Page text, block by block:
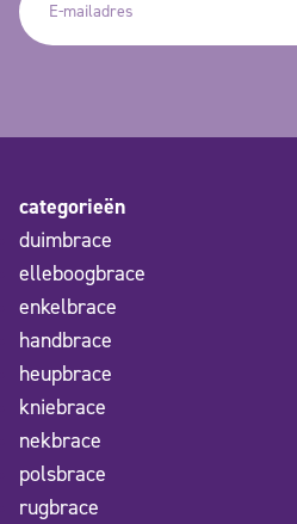
categorieën
duimbrace
elleboogbrace
enkelbrace
handbrace
heupbrace
kniebrace
nekbrace
polsbrace
rugbrace